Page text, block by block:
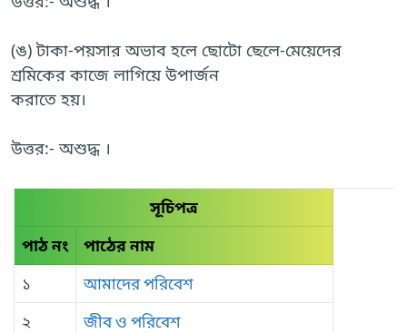
(ঙ) টাকা-পয়সার অভাব হলে ছোটো ছেলে-মেয়েদের
শ্রমিকের কাজে লাগিয়ে উপার্জন
করাতে হয়।
উত্তর:- অশুদ্ধ ।
সূচিপত্র
পাঠ নং
পাঠের নাম
১
আমাদের পরিবেশ
২
জীব ও পরিবেশ